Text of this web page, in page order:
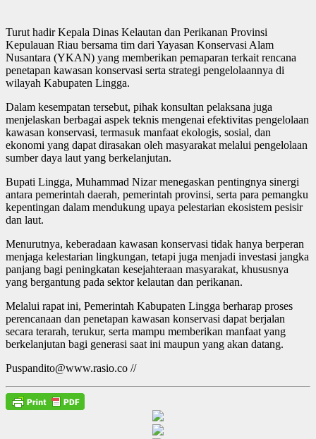
Turut hadir Kepala Dinas Kelautan dan Perikanan Provinsi
Kepulauan Riau bersama tim dari Yayasan Konservasi Alam
Nusantara (YKAN) yang memberikan pemaparan terkait rencana
penetapan kawasan konservasi serta strategi pengelolaannya di
wilayah Kabupaten Lingga.
Dalam kesempatan tersebut, pihak konsultan pelaksana juga
menjelaskan berbagai aspek teknis mengenai efektivitas pengelolaan
kawasan konservasi, termasuk manfaat ekologis, sosial, dan
ekonomi yang dapat dirasakan oleh masyarakat melalui pengelolaan
sumber daya laut yang berkelanjutan.
Bupati Lingga, Muhammad Nizar menegaskan pentingnya sinergi
antara pemerintah daerah, pemerintah provinsi, serta para pemangku
kepentingan dalam mendukung upaya pelestarian ekosistem pesisir
dan laut.
Menurutnya, keberadaan kawasan konservasi tidak hanya berperan
menjaga kelestarian lingkungan, tetapi juga menjadi investasi jangka
panjang bagi peningkatan kesejahteraan masyarakat, khususnya
yang bergantung pada sektor kelautan dan perikanan.
Melalui rapat ini, Pemerintah Kabupaten Lingga berharap proses
perencanaan dan penetapan kawasan konservasi dapat berjalan
secara terarah, terukur, serta mampu memberikan manfaat yang
berkelanjutan bagi generasi saat ini maupun yang akan datang.
Puspandito@www.rasio.co //